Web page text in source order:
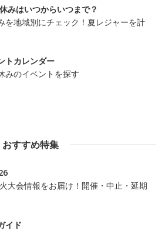
みはいつからいつまで？
を地域別にチェック！夏レジャーを計
トカレンダー
みのイベントを探す
おすすめ特集
大会情報をお届け！開催・中止・延期
イド